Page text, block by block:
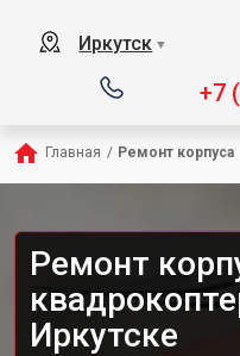
Иркутск ▼
+7
Главная / Ремонт корпуса
Ремонт
Иркутске